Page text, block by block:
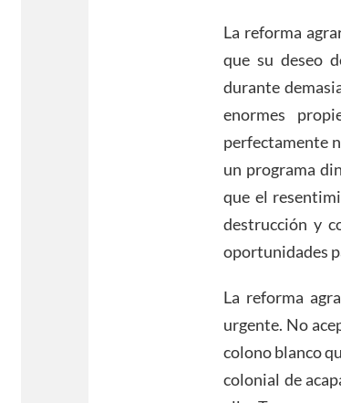
La reforma
que su deseo
durante
enormes
perfectamente
un programa
que el
destrucción y
oportunidades
La reforma
urgente. No
colono blanco
colonial de